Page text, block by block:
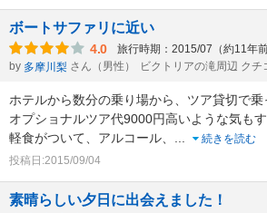
ボートサファリに近い
4.0 旅行時期：2015/07（約11年前
by 多摩川梨 さん（男性） ビクトリアの滝周辺 クチ
ホテルから数分の乗り場から、ツア貸切で乗
オプショナルツア代9000円高いような気もす
軽食がついて、アルコール、
続きを読む
投稿日:2015/09/04
素晴らしい夕日に出会えました！